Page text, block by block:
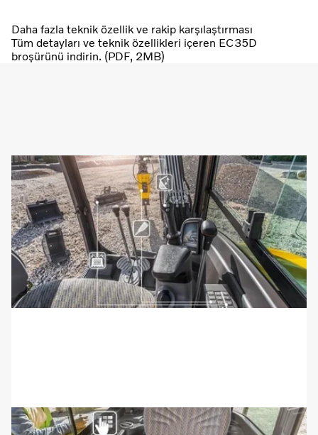
Daha fazla teknik özellik ve rakip karşılaştırması
Tüm detayları ve teknik özellikleri içeren EC35D
broşürünü indirin. (PDF, 2MB)